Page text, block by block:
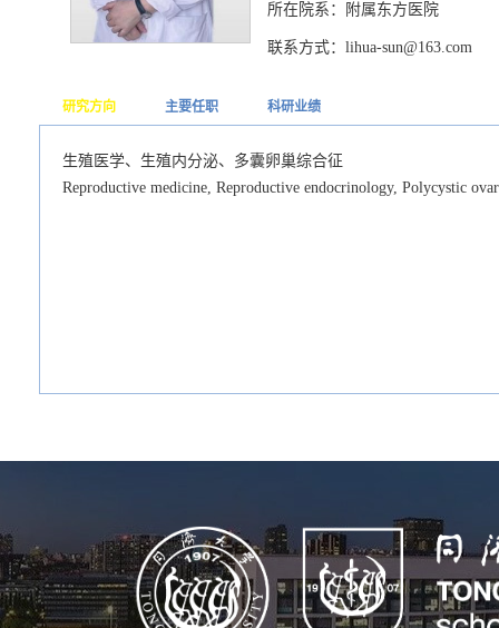
所在院系：附属东方医院
联系方式：lihua-sun@163.com
研究方向 主要任职 科研业绩
生殖医学、生殖内分泌、多囊卵巢综合征
Reproductive medicine, Reproductive endocrinology, Polycystic